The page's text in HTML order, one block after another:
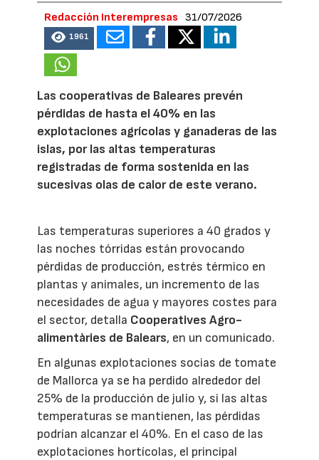
Redacción Interempresas 31/07/2026
1961
Las cooperativas de Baleares prevén
pérdidas de hasta el 40% en las
explotaciones agrícolas y ganaderas de las
islas, por las altas temperaturas
registradas de forma sostenida en las
sucesivas olas de calor de este verano.
Las temperaturas superiores a 40 grados y
las noches tórridas están provocando
pérdidas de producción, estrés térmico en
plantas y animales, un incremento de las
necesidades de agua y mayores costes para
el sector, detalla Cooperatives Agro-
alimentàries de Balears, en un comunicado.
En algunas explotaciones socias de tomate
de Mallorca ya se ha perdido alrededor del
25% de la producción de julio y, si las altas
temperaturas se mantienen, las pérdidas
podrían alcanzar el 40%. En el caso de las
explotaciones hortícolas, el principal